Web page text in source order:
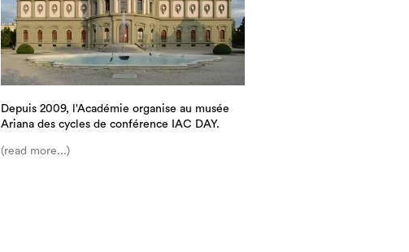
Depuis 2009, l'Académie organise au musée
Ariana des cycles de conférence IAC DAY.
(read more...)